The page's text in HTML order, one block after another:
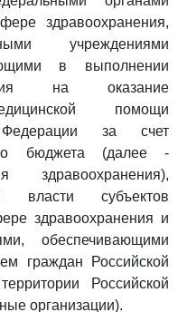
здравоохранения,
учреждениями
в выполнении
на оказание
помощи
за счет
бюджета (далее -
здравоохранения),
власти субъектов
здравоохранения и
обеспечивающими
граждан Российской
Российской
организации).